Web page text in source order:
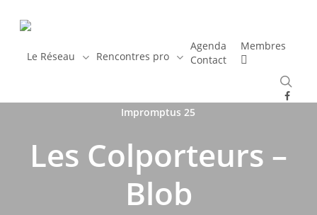
content
Le Réseau Rencontres pro
Agenda
Membres
Contact
Impromptus 25
Les Colporteurs –
Blob